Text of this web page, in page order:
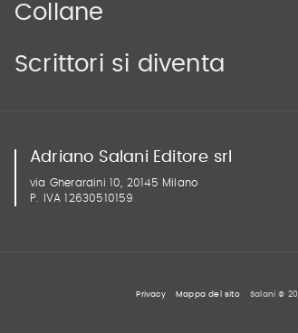
Collane
Scrittori si diventa
Adriano Salani Editore srl
via Gherardini 10, 20145 Milano
P. IVA 12630510159
Privacy Mappa del sito Salani ©